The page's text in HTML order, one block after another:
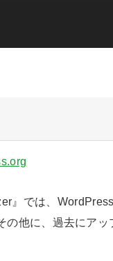
』では、
の他に、過去にア